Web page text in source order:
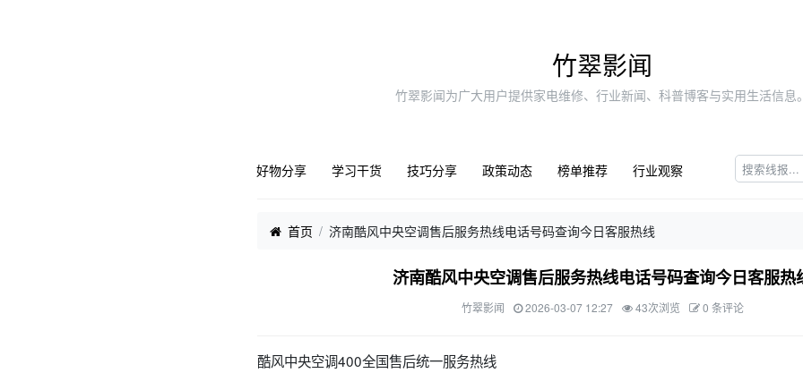
竹翠影闻
竹翠影闻为广大用户提供家电维修、行业新闻、科普博客与实用生活信息
好物分享 学习干货 技巧分享 政策动态 榜单推荐 行业观察
首页 济南酷风中央空调售后服务热线电话号码查询今日客服热线
济南酷风中央空调售后服务热线电话号码查询今日客服热
竹翠影闻 2026-03-07 12:27 43次浏览 0 条评论
酷风中央空调400全国售后统一服务热线